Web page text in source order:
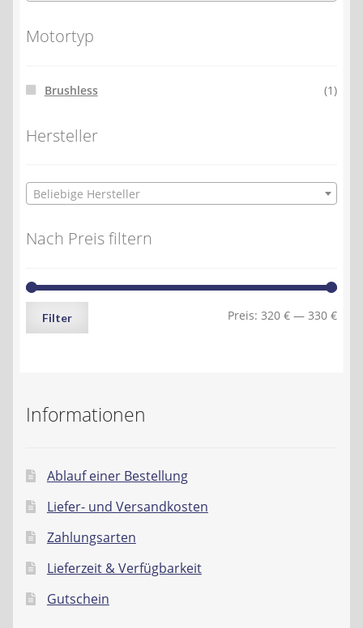
Motortyp
Brushless (1)
Hersteller
Beliebige Hersteller
Nach Preis filtern
Min.
Max.
Filter Preis: 320 € — 330 €
Informationen
Ablauf einer Bestellung
Liefer- und Versandkosten
Zahlungsarten
Lieferzeit & Verfügbarkeit
Gutschein